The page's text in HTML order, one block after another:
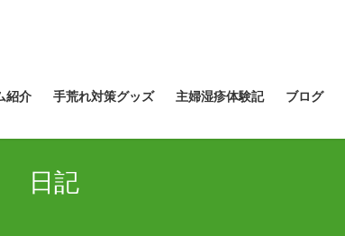
紹介 手荒れ対策グッズ 主婦湿疹体験記 ブログ
日記